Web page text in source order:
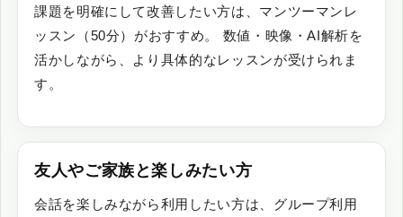
課題を明確にして改善したい方は、 マンツーマンレ
ッスン（50分） がおすすめ。 数値・映像・AI解析を
活かしながら、より具体的なレッスンが受けられま
す。
友人やご家族と楽しみたい方
会話を楽しみながら利用したい方は、 グループ利用